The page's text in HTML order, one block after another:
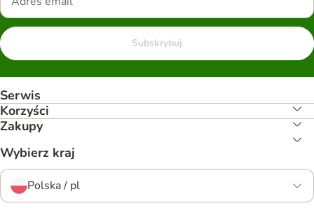
Subskrybuj
Serwis
Korzyści
Zakupy
Wybierz kraj
Polska / pl